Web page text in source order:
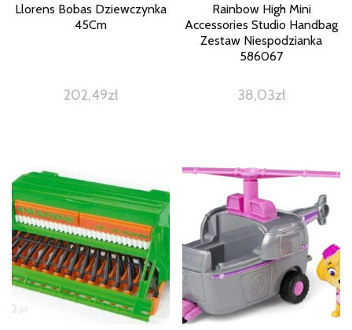
Llorens Bobas Dziewczynka
45Cm
202,49zł
Rainbow High Mini
Accessories Studio Handbag
Zestaw Niespodzianka
586067
38,03zł